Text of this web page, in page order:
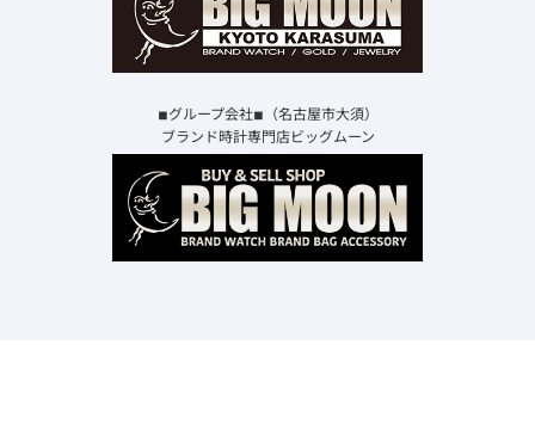
◾︎グループ会社◾︎（名古屋市大須）
ブランド時計専門店ビッグムーン